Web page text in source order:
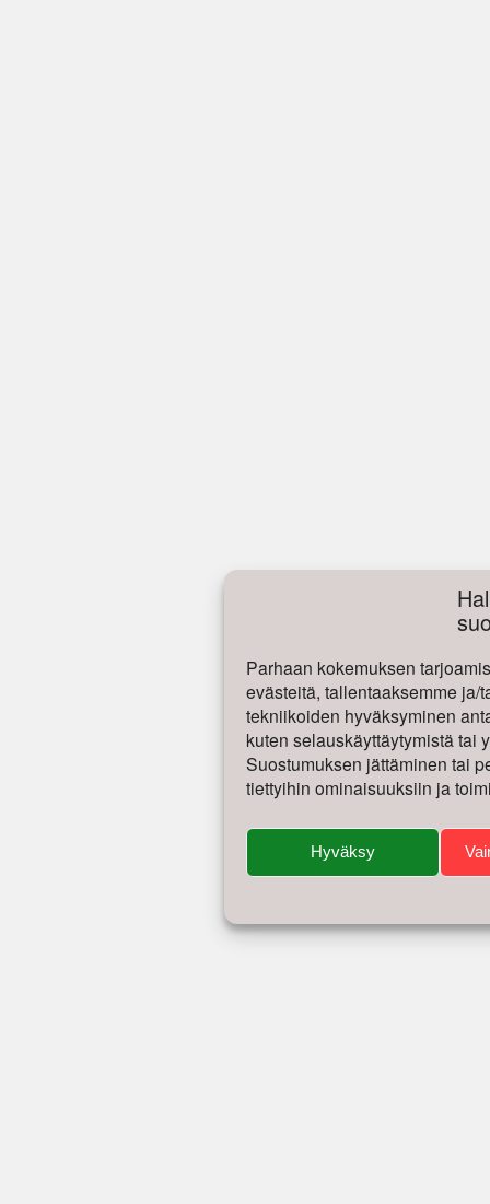
Parhaan kokemuksen
evästeitä, tallentaaksemme ja/
tekniikoiden hyväksyminen
kuten selauskäyttäytymistä tai
Suostumuksen jättäminen tai
tiettyihin ominaisuuksiin ja
Hyväksy